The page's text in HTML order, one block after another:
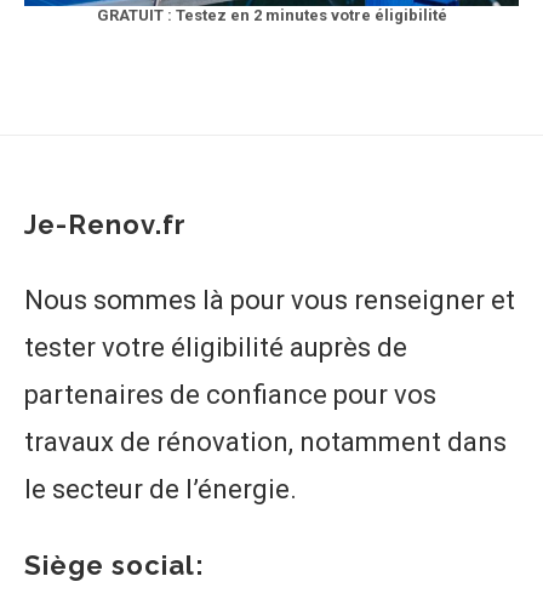
GRATUIT : Testez en 2 minutes votre éligibilité
Je-Renov.fr
Nous sommes là pour vous renseigner et
tester votre éligibilité auprès de
partenaires de confiance pour vos
travaux de rénovation, notamment dans
le secteur de l’énergie.
Siège social: